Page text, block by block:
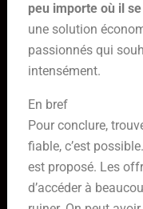
peu importe où il
une solution
passionnés qui
intensément.
En bref
Pour conclure,
fiable, c’est
est proposé. Les
d’accéder à